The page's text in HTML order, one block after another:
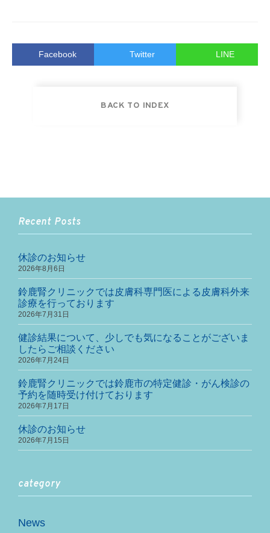
Facebook Twitter LINE
BACK TO INDEX
Recent Posts
休診のお知らせ
2026年8月6日
鈴鹿腎クリニックでは皮膚科専門医による皮膚科外来
診療を行っております
2026年7月31日
健診結果について、少しでも気になることがございま
したらご相談ください
2026年7月24日
鈴鹿腎クリニックでは鈴鹿市の特定健診・がん検診の
予約を随時受け付けております
2026年7月17日
休診のお知らせ
2026年7月15日
category
News